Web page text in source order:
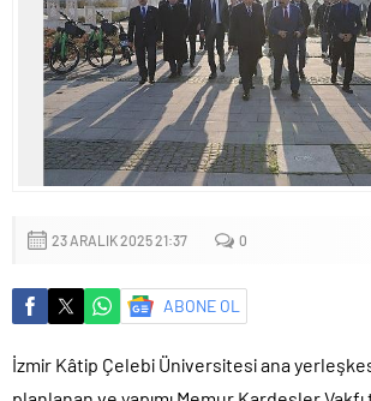
Sığacık’tan güçlü mesaj: “Deniz bizim,
Maltepe’de çocuklar kitapların renkli
23 ARALIK 2025 21:37 0
ABONE OL
İzmir Kâtip Çelebi Üniversitesi ana